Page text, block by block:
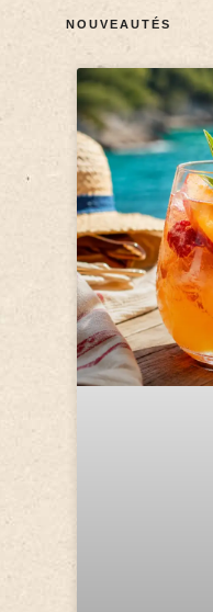
NOUVEAUTÉS